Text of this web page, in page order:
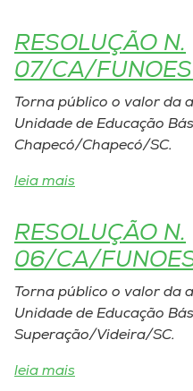
Rádio
Museu
Unoesc
Selecione
o idioma
RESOLUÇÃO N.
07/CA/
Torna público o valor da
Unidade de Educação
Chapecó/Chapecó/SC.
leia mais
RESOLUÇÃO N.
06/CA/
Torna público o valor da
Unidade de Educação
Superação/Videira/SC.
leia mais